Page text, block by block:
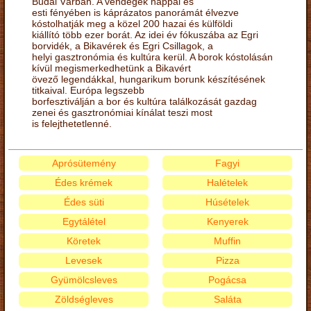
esti fényében is káprázatos panorámát élvezve
kóstolhatják meg a közel 200 hazai és külföldi
kiállító több ezer borát. Az idei év fókuszába az Egri
borvidék, a Bikavérek és Egri Csillagok, a
helyi gasztronómia és kultúra kerül. A borok kóstolásán
kívül megismerkedhetünk a Bikavért
övező legendákkal, hungarikum borunk készítésének
titkaival. Európa legszebb
borfesztiválján a bor és kultúra találkozását gazdag
zenei és gasztronómiai kínálat teszi most
is felejthetetlenné.
Aprósütemény
Édes krémek
Édes süti
Egytálétel
Fagyi
Halételek
Húsételek
Kenyerek
Köretek
Levesek
Gyümölcsleves
Zöldségleves
Muffin
Pizza
Pogácsa
Saláta